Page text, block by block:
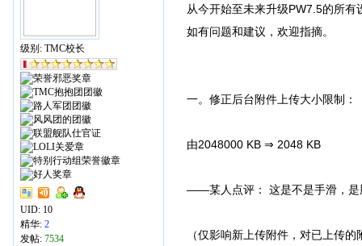
级别: TMC校长
UID: 10
精华: 2
发帖: 7534
从今开始至未来升级PW7.5的所有
如有问题和建议，欢迎指摘。
一。修正后台附件上传大小限制：
由2048000 KB ⇒ 2048 KB
——某人点评： 这是不是手滑，是
（仅影响新上传附件，对已上传的